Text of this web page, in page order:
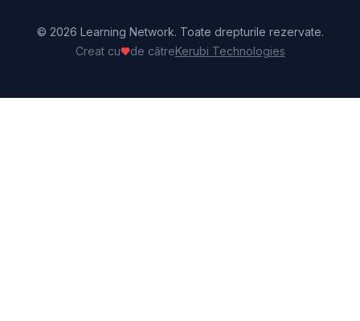
© 2026 Learning Network. Toate drepturile rezervate.
Creat cu
de cătreKerubi Technologies